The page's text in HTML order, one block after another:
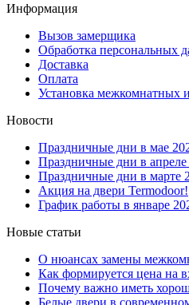
Информация
Вызов замерщика
Обработка персональных
Доставка
Оплата
Установка межкомнатных
Новости
Праздничные дни в мае
Праздничные дни в апреле
Праздничные дни в марте
Акция на двери Termodoor!
График работы в январе
Новые статьи
О нюансах замены
Как формируется цена на
Почему важно иметь
Белые двери в